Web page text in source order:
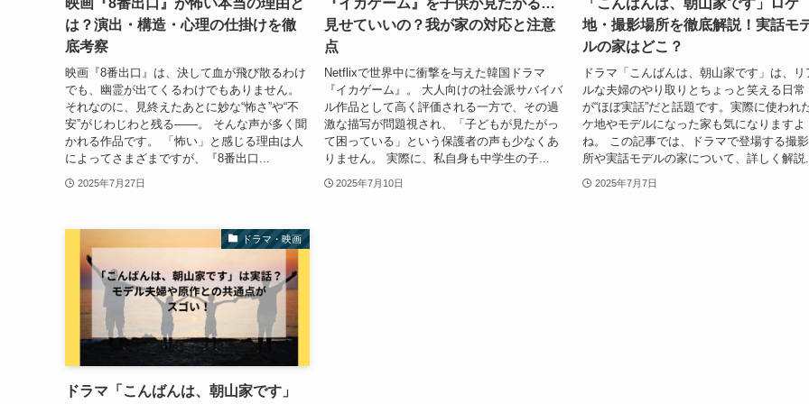
映画『8番出口』が怖い本当の理由と
は？演出・構造・心理の仕掛けを徹
底考察
映画『8番出口』は、決して血が飛び散るわけ
でも、幽霊が出てくるわけでもありません。
それなのに、見終えたあとに妙な“怖さ”や“不
安”がじわじわと残る――。 そんな声が多く聞
かれる作品です。 「怖い」と感じる理由は人
によってさまざまですが、『8番出口...
2025年7月27日
『イカゲーム』を子供が見たがる…
見せていいの？我が家の対応と注意
点
Netflixで世界中に衝撃を与えた韓国ドラマ
『イカゲーム』。 大人向けの社会派サバイバ
ル作品として高く評価される一方で、その過
激な描写が問題視され、「子どもが見たがっ
て困っている」という保護者の声も少なくあ
りません。 実際に、私自身も中学生の子...
2025年7月10日
「こんばんは、朝山家です」ロケ
地・撮影場所を徹底解説！実話モ
ルの家はどこ？
ドラマ「こんばんは、朝山家です」は、リ
ルな夫婦のやり取りとちょっと笑える日常
が“ほぼ実話”だと話題です。実際に使われ
ケ地やモデルになった家も気になりますよ
ね。 この記事では、ドラマで登場する撮
所や実話モデルの家について、詳しく解説...
2025年7月7日
ドラマ・映画
ドラマ「こんばんは、朝山家です」